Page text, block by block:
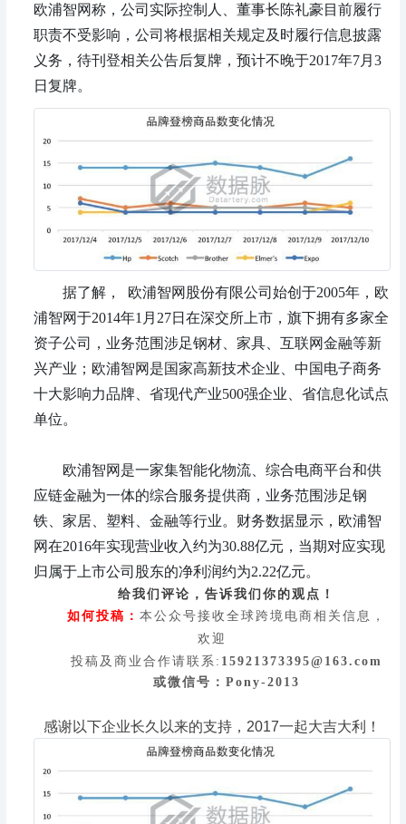
欧浦智网称，公司实际控制人、董事长陈礼豪目前履行
职责不受影响，公司将根据相关规定及时履行信息披露
义务，待刊登相关公告后复牌，预计不晚于2017年7月3
日复牌。
据了解， 欧浦智网股份有限公司始创于2005年，欧
浦智网于2014年1月27日在深交所上市，旗下拥有多家全
资子公司，业务范围涉足钢材、家具、互联网金融等新
兴产业；欧浦智网是国家高新技术企业、中国电子商务
十大影响力品牌、省现代产业500强企业、省信息化试点
单位。
欧浦智网是一家集智能化物流、综合电商平台和供
应链金融为一体的综合服务提供商，业务范围涉足钢
铁、家居、塑料、金融等行业。财务数据显示，欧浦智
网在2016年实现营业收入约为30.88亿元，当期对应实现
归属于上市公司股东的净利润约为2.22亿元。
给我们评论，告诉我们你的观点！
如何投稿： 本公众号接收全球跨境电商相关信息，
欢迎
投稿及商业合作请联系: 15921373395@163.com
或微信号：Pony-2013
感谢以下企业长久以来的支持，2017一起大吉大利！